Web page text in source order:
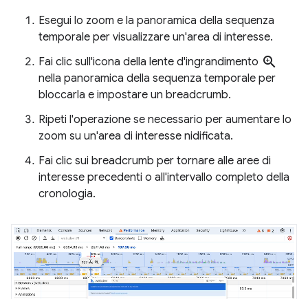
Esegui lo zoom e la panoramica della sequenza
temporale per visualizzare un'area di interesse.
Fai clic sull'icona della lente d'ingrandimento zoom_in
nella panoramica della sequenza temporale per
bloccarla e impostare un breadcrumb.
Ripeti l'operazione se necessario per aumentare lo
zoom su un'area di interesse nidificata.
Fai clic sui breadcrumb per tornare alle aree di
interesse precedenti o all'intervallo completo della
cronologia.